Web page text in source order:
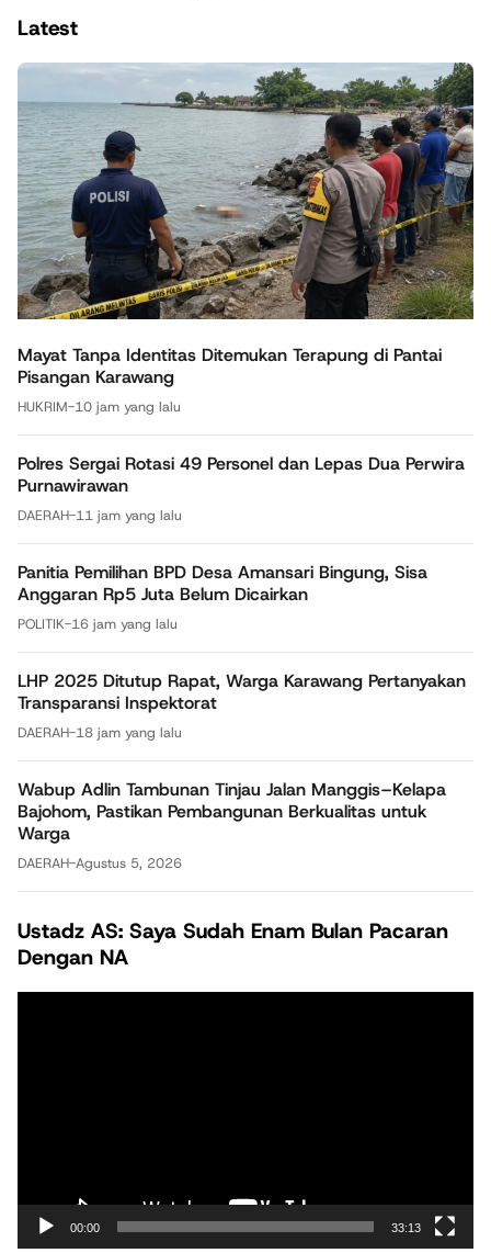
Latest
Mayat Tanpa Identitas Ditemukan Terapung di Pantai
Pisangan Karawang
HUKRIM-10 jam yang lalu
Polres Sergai Rotasi 49 Personel dan Lepas Dua Perwira
Purnawirawan
DAERAH-11 jam yang lalu
Panitia Pemilihan BPD Desa Amansari Bingung, Sisa
Anggaran Rp5 Juta Belum Dicairkan
POLITIK-16 jam yang lalu
LHP 2025 Ditutup Rapat, Warga Karawang Pertanyakan
Transparansi Inspektorat
DAERAH-18 jam yang lalu
Wabup Adlin Tambunan Tinjau Jalan Manggis–Kelapa
Bajohom, Pastikan Pembangunan Berkualitas untuk
Warga
DAERAH-Agustus 5, 2026
Ustadz AS: Saya Sudah Enam Bulan Pacaran
Dengan NA
00:00 33:13